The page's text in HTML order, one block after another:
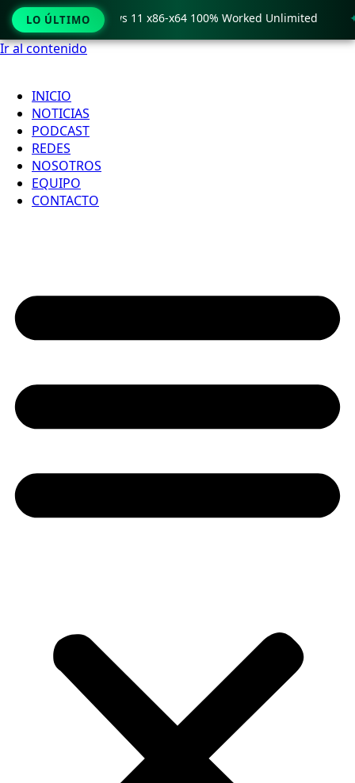
Ir al contenido
INICIO
NOTICIAS
PODCAST
REDES
NOSOTROS
EQUIPO
CONTACTO
LO ÚLTIMO
Crack only Windows 11 x86-x64 100% Worked Unlimited